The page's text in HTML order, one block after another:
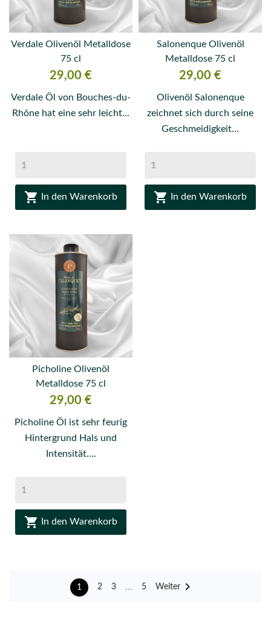
Verdale Olivenöl Metalldose
75 cl
Preis
29,00 €
Verdale Öl von Bouches-du-
Rhône hat eine sehr leicht...
 In den Warenkorb
Salonenque Olivenöl
Metalldose 75 cl
Preis
29,00 €
Olivenöl Salonenque
zeichnet sich durch seine
Geschmeidigkeit...
 In den Warenkorb
Picholine Olivenöl
Metalldose 75 cl
Preis
29,00 €
Picholine Öl ist sehr feurig
Hintergrund Hals und
Intensität....
 In den Warenkorb
1 2 3 … 5 Weiter